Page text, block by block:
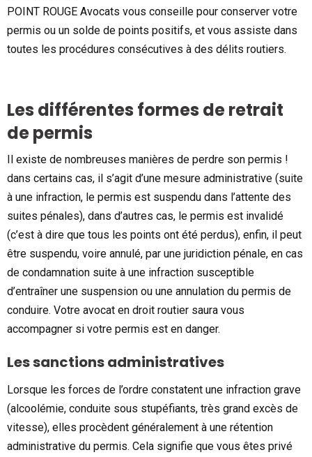
POINT ROUGE Avocats vous conseille pour conserver votre
permis ou un solde de points positifs, et vous assiste dans
toutes les procédures consécutives à des délits routiers.
Les différentes formes de retrait
de permis
Il existe de nombreuses manières de perdre son permis !
dans certains cas, il s’agit d’une mesure administrative (suite
à une infraction, le permis est suspendu dans l’attente des
suites pénales), dans d’autres cas, le permis est invalidé
(c’est à dire que tous les points ont été perdus), enfin, il peut
être suspendu, voire annulé, par une juridiction pénale, en cas
de condamnation suite à une infraction susceptible
d’entraîner une suspension ou une annulation du permis de
conduire. Votre avocat en droit routier saura vous
accompagner si votre permis est en danger.
Les sanctions administratives
Lorsque les forces de l’ordre constatent une infraction grave
(alcoolémie, conduite sous stupéfiants, très grand excès de
vitesse), elles procèdent généralement à une rétention
administrative du permis. Cela signifie que vous êtes privé